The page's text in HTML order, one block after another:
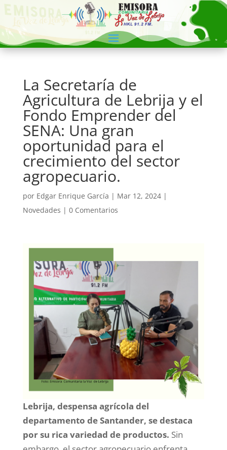
La Secretaría de
Agricultura de Lebrija y el
Fondo Emprender del
SENA: Una gran
oportunidad para el
crecimiento del sector
agropecuario.
por Edgar Enrique García | Mar 12, 2024|
Novedades | 0 Comentarios
Lebrija, despensa agrícola del
departamento de Santander, se destaca
por su rica variedad de productos. Sin